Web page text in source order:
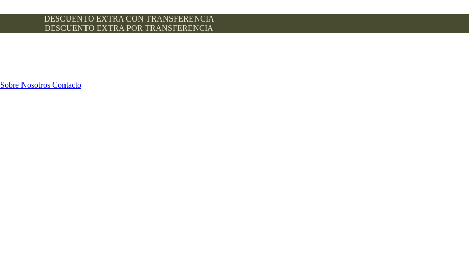
DESCUENTO EXTRA CON TRANSFERENCIA
DESCUENTO EXTRA POR TRANSFERENCIA
Sobre Nosotros Contacto